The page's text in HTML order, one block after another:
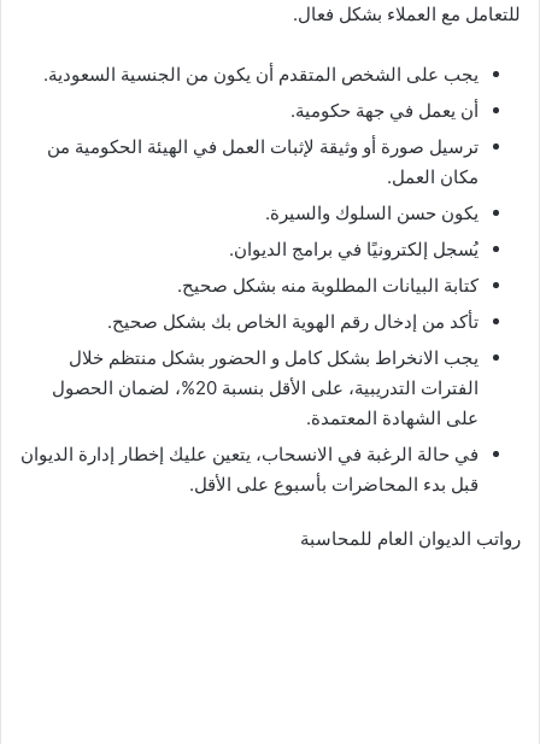
للتعامل مع العملاء بشكل فعال.
يجب على الشخص المتقدم أن يكون من الجنسية السعودية.
أن يعمل في جهة حكومية.
ترسيل صورة أو وثيقة لإثبات العمل في الهيئة الحكومية من
مكان العمل.
يكون حسن السلوك والسيرة.
يُسجل إلكترونيًا في برامج الديوان.
كتابة البيانات المطلوبة منه بشكل صحيح.
تأكد من إدخال رقم الهوية الخاص بك بشكل صحيح.
يجب الانخراط بشكل كامل و الحضور بشكل منتظم خلال
الفترات التدريبية، على الأقل بنسبة 20%، لضمان الحصول
على الشهادة المعتمدة.
في حالة الرغبة في الانسحاب، يتعين عليك إخطار إدارة الديوان
قبل بدء المحاضرات بأسبوع على الأقل.
رواتب الديوان العام للمحاسبة